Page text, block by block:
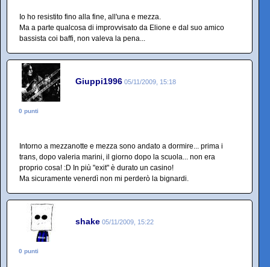
Io ho resistito fino alla fine, all'una e mezza.
Ma a parte qualcosa di improvvisato da Elione e dal suo amico
bassista coi baffi, non valeva la pena...
Giuppi1996 05/11/2009, 15:18
0 punti
Intorno a mezzanotte e mezza sono andato a dormire... prima i
trans, dopo valeria marini, il giorno dopo la scuola... non era
proprio cosa! :D In più "exit" è durato un casino!
Ma sicuramente venerdì non mi perderò la bignardi.
shake 05/11/2009, 15:22
0 punti